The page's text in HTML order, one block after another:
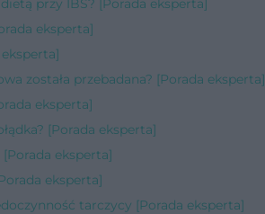
przy IBS? [Porada eksperta]
eksperta]
została przebadana? [Porada eksperta]
eksperta]
[Porada eksperta]
eksperta]
eksperta]
tarczycy [Porada eksperta]